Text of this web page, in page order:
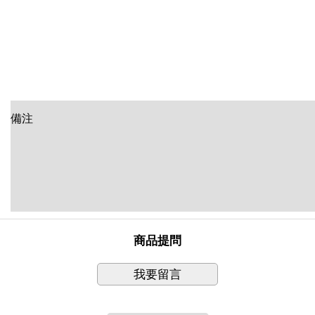
備注
商品提問
我要留言